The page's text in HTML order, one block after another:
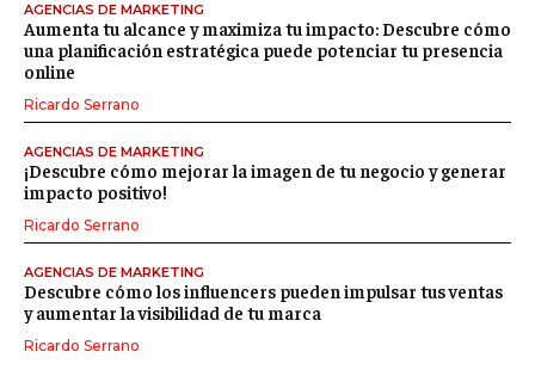
AGENCIAS DE MARKETING
Aumenta tu alcance y maximiza tu impacto: Descubre cómo
una planificación estratégica puede potenciar tu presencia
online
Ricardo Serrano
AGENCIAS DE MARKETING
¡Descubre cómo mejorar la imagen de tu negocio y generar
impacto positivo!
Ricardo Serrano
AGENCIAS DE MARKETING
Descubre cómo los influencers pueden impulsar tus ventas
y aumentar la visibilidad de tu marca
Ricardo Serrano